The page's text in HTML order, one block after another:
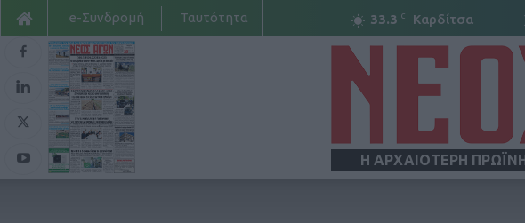
33.3 C Καρδίτσα
e-Συνδρομή Ταυτότητα
Η ΑΡΧΑΙΟΤΕΡΗ